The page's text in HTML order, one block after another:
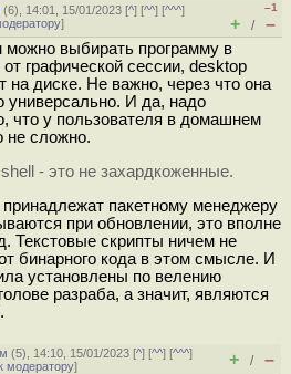
(6), 14:01, 15/01/2023 [^] [^^] [^^^]
]
–1
+ / –
можно выбирать программу в
графической сессии, desktop
диске. Не важно, через что она
универсально. И да, надо
что у пользователя в домашнем
не сложно.
- это не захардкоженные.
пакетному менеджеру
при обновлении, это вполне
Текстовые скрипты ничем не
бинарного кода в этом смысле. И
установлены по велению
разраба, а значит, являются
(5), 14:10, 15/01/2023 [^] [^^] [^^^]
модератору] + / –